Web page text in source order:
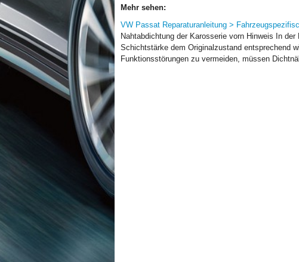
Mehr sehen:
VW Passat Reparaturanleitung >
Nahtabdichtung der Karosserie vorn Hinweis In
Schichtstärke dem Originalzustand entsprechend
Funktionsstörungen zu vermeiden, müssen